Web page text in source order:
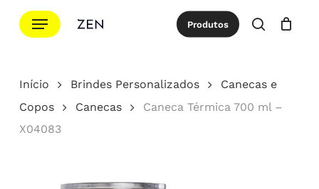
para
principal
Menu Produtos
procurar
Cotação Close
Início Brindes Personalizados
Canecas e
Copos
Canecas
Caneca Térmica 700 ml –
X04083